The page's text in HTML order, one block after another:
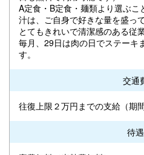
A定食・B定食・麺類より選ぶ
汁は、ご自身で好きな量を盛っ
とてもきれいで清潔感のある従
毎月、29日は肉の日でステーキ
す。
交通
往復上限２万円までの支給（期
待遇